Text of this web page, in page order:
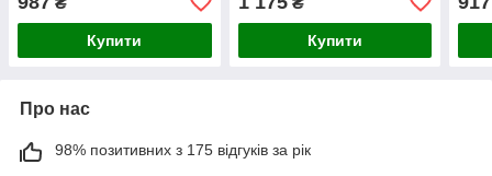
Купити Купити
Про нас
98% позитивних з 175 відгуків за рік